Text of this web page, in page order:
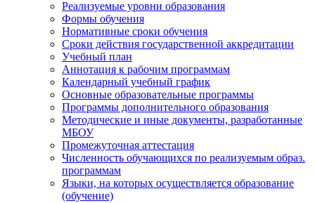
Реализуемые уровни образования
Формы обучения
Нормативные сроки обучения
Сроки действия государственной аккредитации
Учебный план
Аннотация к рабочим программам
Календарный учебный график
Основные образовательные программы
Программы дополнительного образования
Методические и иные документы, разработанные
МБОУ
Промежуточная аттестация
Численность обучающихся по реализуемым образ.
программам
Языки, на которых осуществляется образование
(обучение)